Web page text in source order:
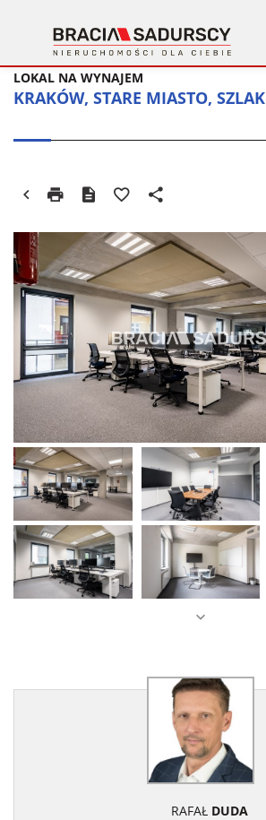
KRAKÓW, STARE MIASTO, SZLAK
LOKAL NA WYNAJEM
RAFAŁ DUDA